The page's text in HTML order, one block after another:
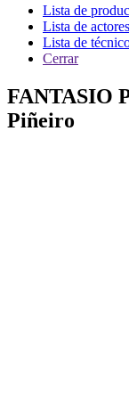
Lista de
Lista de actores
Lista de
Cerrar
FANTASIO
Piñeiro